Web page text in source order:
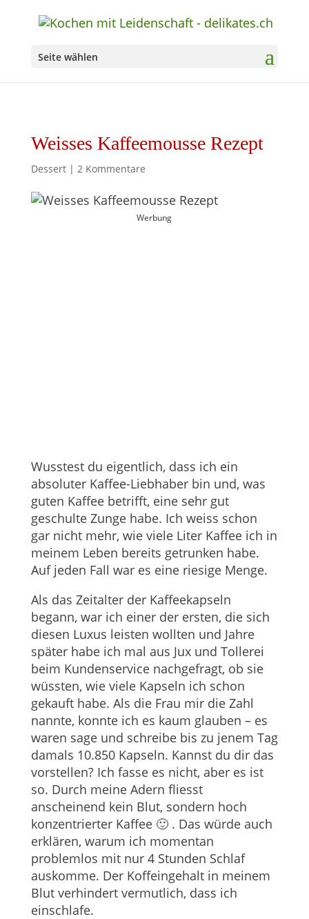
Seite wählen
Weisses Kaffeemousse Rezept
Dessert| 2 Kommentare
Werbung
Wusstest du eigentlich, dass ich ein
absoluter Kaffee-Liebhaber bin und, was
guten Kaffee betrifft, eine sehr gut
geschulte Zunge habe. Ich weiss schon
gar nicht mehr, wie viele Liter Kaffee ich in
meinem Leben bereits getrunken habe.
Auf jeden Fall war es eine riesige Menge.
Als das Zeitalter der Kaffeekapseln
begann, war ich einer der ersten, die sich
diesen Luxus leisten wollten und Jahre
später habe ich mal aus Jux und Tollerei
beim Kundenservice nachgefragt, ob sie
wüssten, wie viele Kapseln ich schon
gekauft habe. Als die Frau mir die Zahl
nannte, konnte ich es kaum glauben – es
waren sage und schreibe bis zu jenem Tag
damals 10.850 Kapseln. Kannst du dir das
vorstellen? Ich fasse es nicht, aber es ist
so. Durch meine Adern fliesst
anscheinend kein Blut, sondern hoch
konzentrierter Kaffee 🙂 . Das würde auch
erklären, warum ich momentan
problemlos mit nur 4 Stunden Schlaf
auskomme. Der Koffeingehalt in meinem
Blut verhindert vermutlich, dass ich
einschlafe.